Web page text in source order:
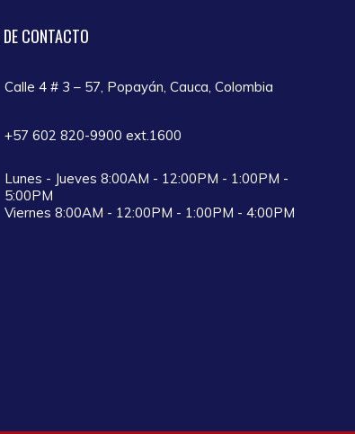
DE CONTACTO
Calle 4 # 3 – 57, Popayán, Cauca, Colombia
+57 602 820-9900 ext.1600
Lunes - Jueves 8:00AM - 12:00PM - 1:00PM -
5:00PM
Viernes 8:00AM - 12:00PM - 1:00PM - 4:00PM